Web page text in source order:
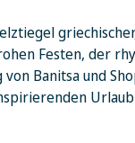
Festen, der
Banitsa und